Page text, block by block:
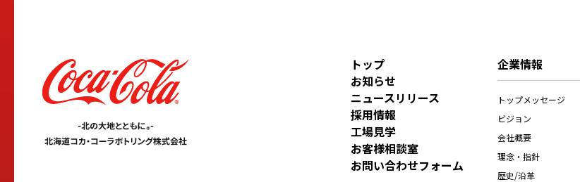
トップ
お知らせ
ニュースリリース
採用情報
工場見学
お客様相談室
お問い合わせフォーム
企業情報
トップメッセージ
ビジョン
会社概要
理念・指針
歴史/沿革